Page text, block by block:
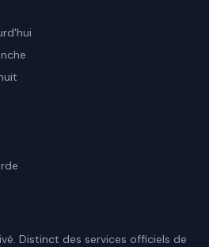
Distinct des services officiels de